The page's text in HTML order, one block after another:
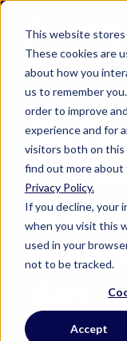
This website stores
These cookies are
about how you
us to remember
order to improve
experience and for
visitors both on this
find out more about
Privacy Policy.
If you decline, your
when you visit this
used in your
not to be tracked.
Accept
As
entre
na
das